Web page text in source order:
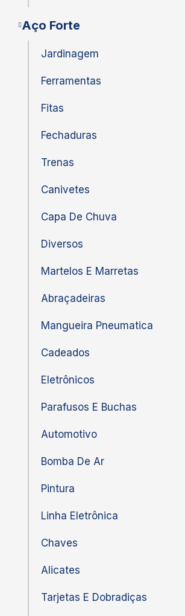
Aço Forte
Jardinagem
Ferramentas
Fitas
Fechaduras
Trenas
Canivetes
Capa De Chuva
Diversos
Martelos E Marretas
Abraçadeiras
Mangueira Pneumatica
Cadeados
Eletrônicos
Parafusos E Buchas
Automotivo
Bomba De Ar
Pintura
Linha Eletrônica
Chaves
Alicates
Tarjetas E Dobradiças